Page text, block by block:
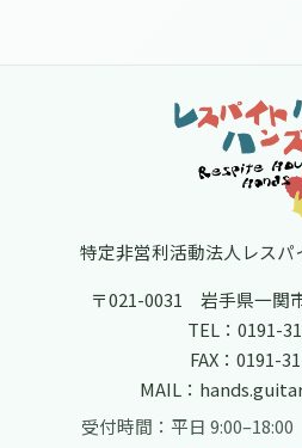
特定非営利活動法人レスパ
〒021-0031 岩手県一関
TEL： 0191-
FAX：0191-
MAIL：
受付時間：平日 9:00–18:00